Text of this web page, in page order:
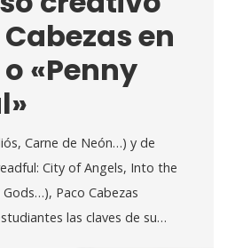
en
«Penny
Carne de Neón…) y de
City of Angels, Into the
Paco Cabezas
las claves de su…